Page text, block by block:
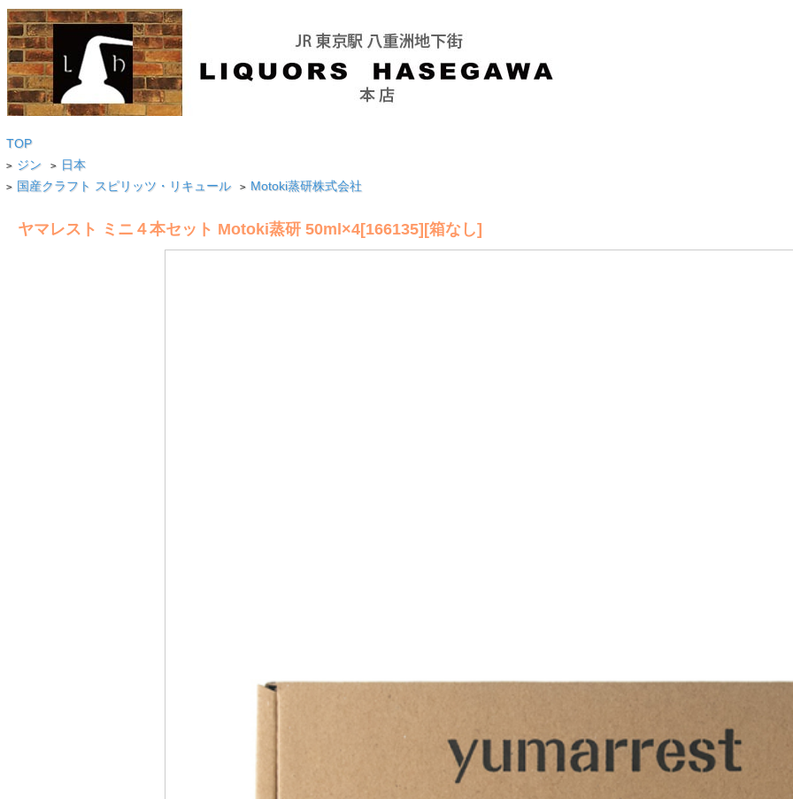
TOP
> ジン > 日本
> 国産クラフト スピリッツ・リキュール > Motoki蒸研株式会社
ヤマレスト ミニ４本セット Motoki蒸研 50ml×4[166135][箱なし]